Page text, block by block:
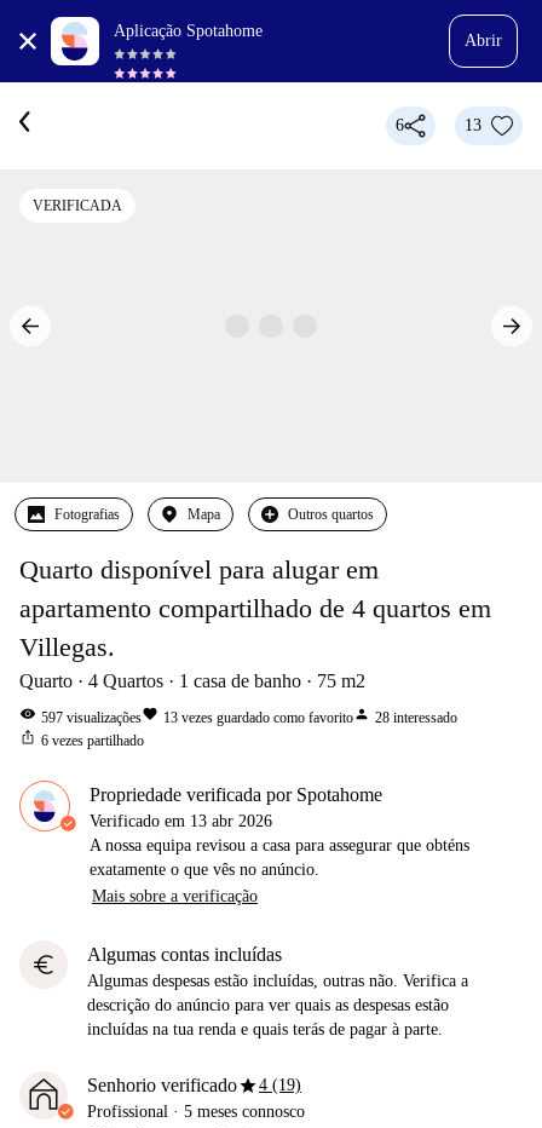
Aplicação Spotahome
Abrir
6 13
VERIFICADA
Fotografias Mapa Outros quartos
Quarto disponível para alugar em
apartamento compartilhado de 4 quartos em
Villegas.
Quarto 4 Quartos 1 casa de banho 75 m2
visibility 597 visualizaçõesfavorite 13 vezes guardado como favoritoperson 28 interessado
ios_share 6 vezes partilhado
Propriedade verificada por Spotahome
Verificado em 13 abr 2026
A nossa equipa revisou a casa para assegurar que obténs
exatamente o que vês no anúncio.
Mais sobre a verificação
euro Algumas contas incluídas
Algumas despesas estão incluídas, outras não. Verifica a
descrição do anúncio para ver quais as despesas estão
incluídas na tua renda e quais terás de pagar à parte.
Senhorio verificadostar4 (19)
Profissional · 5 meses connosco